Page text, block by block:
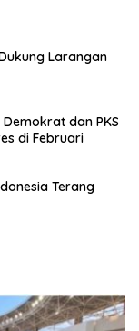
Larangan
dan PKS
di Februari
Terang